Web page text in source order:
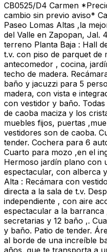
CB0525/D4 Carmen
cambio sin previo aviso*
Paseo Lomas Altas ,la
del Valle en Zapopan, Jal.
terreno Planta Baja : Hall
t.v. con piso de parquet de
antecomedor , cocina,
techo de madera.
baño y jacuzzi para 5
madera, con vista e
con vestidor y baño.
de caoba maciza y los
muebles fijos, puertas
vestidores son de caoba.
tender. Cochera para 6
Cuarto para mozo ,en el
Hermoso jardín plano con
espectacular, con alberca
Alta : Recámara con
directa a la sala de t.v.
independiente , con aire
espectacular a la barranca
secretarias y 12 baño ,.
y baño. Patio de tender.
al borde de una increíble